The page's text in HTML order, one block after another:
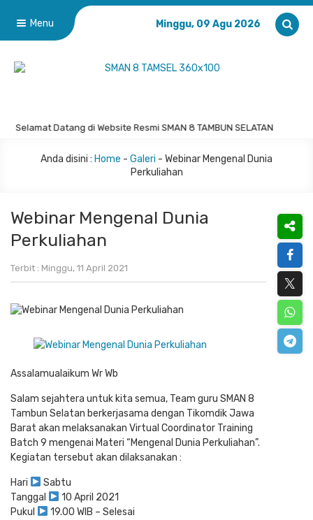
Menu Minggu, 09 Agu 2026
Selamat Datang di Website Resmi SMAN 8 TAMBUN SELATAN
Anda disini : Home - Galeri - Webinar Mengenal Dunia
Perkuliahan
Webinar Mengenal Dunia
Perkuliahan
Terbit : Minggu, 11 April 2021
Assalamualaikum Wr Wb
Salam sejahtera untuk kita semua, Team guru SMAN 8
Tambun Selatan berkerjasama dengan Tikomdik Jawa
Barat akan melaksanakan Virtual Coordinator Training
Batch 9 mengenai Materi “Mengenal Dunia Perkuliahan”.
Kegiatan tersebut akan dilaksanakan :
Hari
Sabtu
Tanggal
10 April 2021
Pukul
19.00 WIB – Selesai